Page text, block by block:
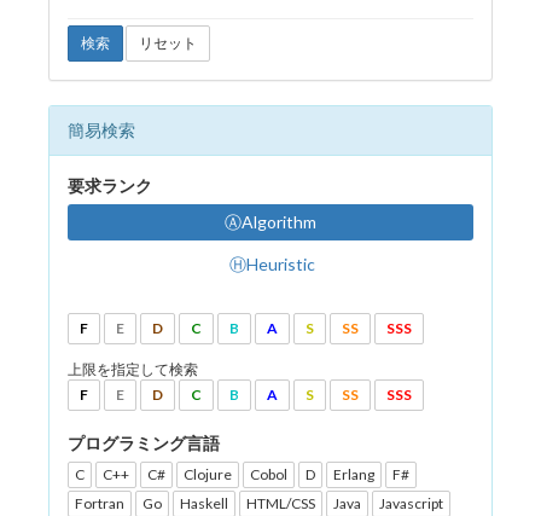
検索 リセット
簡易検索
要求ランク
ⒶAlgorithm
ⒽHeuristic
F E D C B A S SS SSS
上限を指定して検索
F
E D C B A S SS SSS
プログラミング言語
C C++ C# Clojure Cobol D Erlang
F#
Fortran
Go Haskell HTML/CSS Java
Javascript